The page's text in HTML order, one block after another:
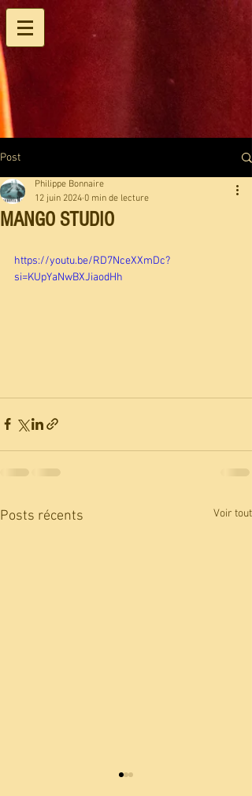
Post
MANGO STUDIO
Philippe Bonnaire
12 juin 2024 0 min de lecture
https://youtu.be/RD7NceXXmDc?
si=KUpYaNwBXJiaodHh
Posts récents Voir tout